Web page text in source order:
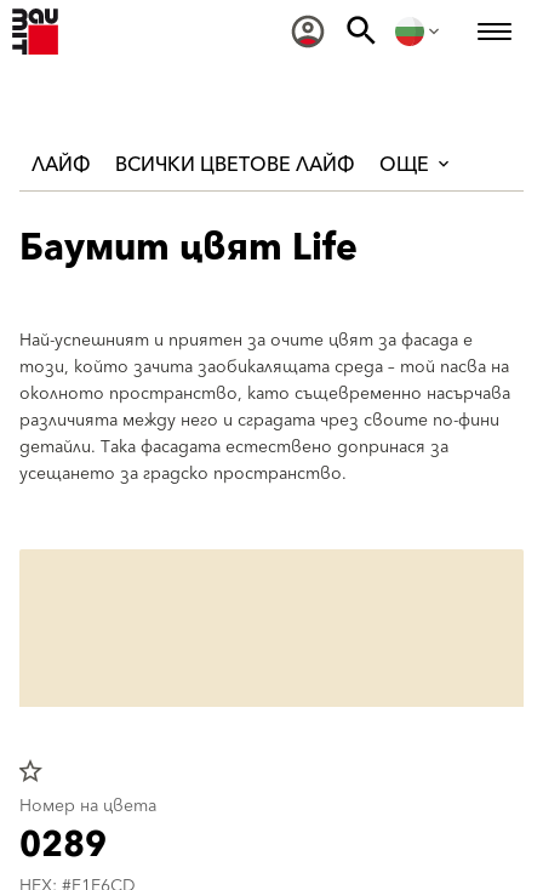
ЛАЙФ ВСИЧКИ ЦВЕТОВЕ ЛАЙФ ОЩЕ
Баумит цвят Life
Най-успешният и приятен за очите цвят за фасада е
този, който зачита заобикалящата среда – той пасва на
околното пространство, като същевременно насърчава
различията между него и сградата чрез своите по-фини
детайли. Така фасадата естествено допринася за
усещането за градско пространство.
star_border
Номер на цвета
0289